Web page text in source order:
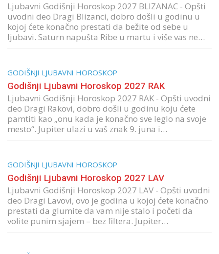
Ljubavni Godišnji Horoskop 2027 BLIZANAC - Opšti
uvodni deo Dragi Blizanci, dobro došli u godinu u
kojoj ćete konačno prestati da bežite od sebe u
ljubavi. Saturn napušta Ribe u martu i više vas ne…
GODIŠNJI LJUBAVNI HOROSKOP
Godišnji Ljubavni Horoskop 2027 RAK
Ljubavni Godišnji Horoskop 2027 RAK - Opšti uvodni
deo Dragi Rakovi, dobro došli u godinu koju ćete
pamtiti kao „onu kada je konačno sve leglo na svoje
mesto“. Jupiter ulazi u vaš znak 9. juna i…
GODIŠNJI LJUBAVNI HOROSKOP
Godišnji Ljubavni Horoskop 2027 LAV
Ljubavni Godišnji Horoskop 2027 LAV - Opšti uvodni
deo Dragi Lavovi, ovo je godina u kojoj ćete konačno
prestati da glumite da vam nije stalo i početi da
volite punim sjajem – bez filtera. Jupiter…